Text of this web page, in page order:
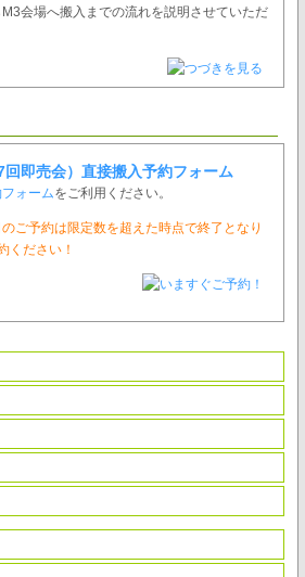
会場へ搬入までの流れを説明させていただ
即売会）直接搬入予約フォーム
ォームをご利用ください。
ご予約は限定数を超えた時点で終了となり
ください！